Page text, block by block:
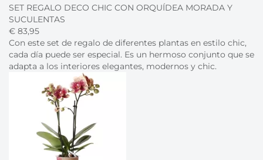
SET REGALO DECO CHIC CON ORQUÍDEA MORADA Y
SUCULENTAS
€ 83,95
Con este set de regalo de diferentes plantas en estilo chic,
cada día puede ser especial. Es un hermoso conjunto que se
adapta a los interiores elegantes, modernos y chic.